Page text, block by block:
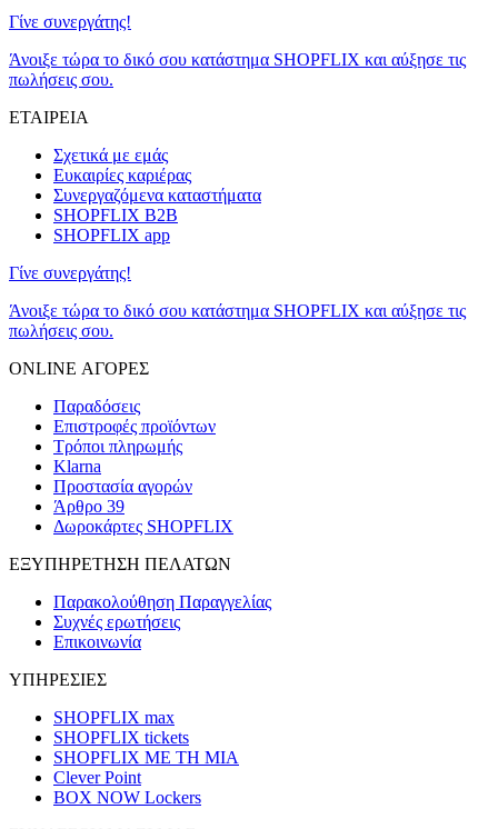
Γίνε συνεργάτης!
Άνοιξε τώρα το δικό σου κατάστημα SHOPFLIX και αύξησε τις
πωλήσεις σου.
ΕΤΑΙΡΕΙΑ
Σχετικά με εμάς
Ευκαιρίες καριέρας
Συνεργαζόμενα καταστήματα
SHOPFLIX B2B
SHOPFLIX app
Γίνε συνεργάτης!
Άνοιξε τώρα το δικό σου κατάστημα SHOPFLIX και αύξησε τις
πωλήσεις σου.
ONLINE ΑΓΟΡΕΣ
Παραδόσεις
Επιστροφές προϊόντων
Τρόποι πληρωμής
Klarna
Προστασία αγορών
Άρθρο 39
Δωροκάρτες SHOPFLIX
ΕΞΥΠΗΡΕΤΗΣΗ ΠΕΛΑΤΩΝ
Παρακολούθηση Παραγγελίας
Συχνές ερωτήσεις
Επικοινωνία
ΥΠΗΡΕΣΙΕΣ
SHOPFLIX max
SHOPFLIX tickets
SHOPFLIX ΜΕ ΤΗ ΜΙΑ
Clever Point
BOX NOW Lockers